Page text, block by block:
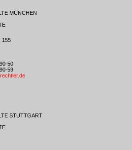
MÜNCHEN
155
50
59
STUTTGART